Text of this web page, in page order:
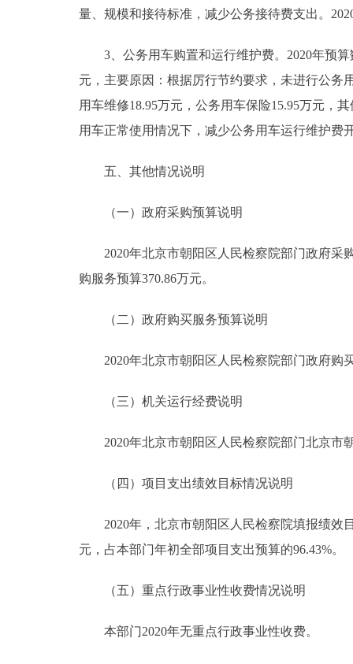
量、规模和接待标准，减少公务接待费支出。
3、公务用车购置和运行维护费。2020年预算
元，主要原因：根据厉行节约要求，未进行公务
用车维修18.95万元，公务用车保险15.95万元，
用车正常使用情况下，减少公务用车运行维护费
五、其他情况说明
（一）政府采购预算说明
2020年北京市朝阳区人民检察院部门政府采购
购服务预算370.86万元。
（二）政府购买服务预算说明
2020年北京市朝阳区人民检察院部门政府购
（三）机关运行经费说明
2020年北京市朝阳区人民检察院部门北京市朝
（四）项目支出绩效目标情况说明
2020年，北京市朝阳区人民检察院填报绩效目
元，占本部门年初全部项目支出预算的96.43%。
（五）重点行政事业性收费情况说明
本部门2020年无重点行政事业性收费。